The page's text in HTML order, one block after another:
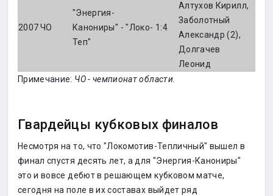
2007ЧО
"Энергия-
Канониры" - "Локо-
Теп"
1:4
Алтухов Кирилл,
Заболотный
Александр (2),
Долгачев
Леонид
Примечание: ЧО - чемпионат области.
Гвардейцы кубковых финалов
Несмотря на то, что "Локомотив-Тепличный" вышел в
финал спустя десять лет, а для "Энергия-Канониры"
это и вовсе дебют в решающем кубковом матче,
сегодня на поле в их составах выйдет ряд